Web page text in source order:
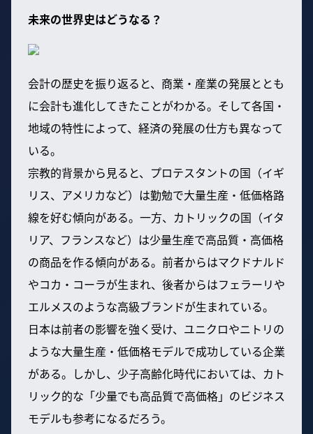
未来の世界史はどうなる？
会計の歴史を振り返ると、商業・産業の発展ととも
に会計も進化してきたことがわかる。そして各国・
地域の特性によって、経済の発展の仕方も異なって
いる。
宗教的背景から見ると、プロテスタントの国（イギ
リス、アメリカなど）は勤勉で大量生産・低価格路
線を好む傾向がある。一方、カトリックの国（イタ
リア、フランスなど）は少量生産で高品質・高価格
の商品を作る傾向がある。前者からはマクドナルド
やコカ・コーラが生まれ、後者からはフェラーリや
エルメスのような高級ブランドが生まれている。
日本は前者の影響を強く受け、ユニクロやニトリの
ような大量生産・低価格モデルで成功している企業
がある。しかし、少子高齢化時代においては、カト
リック的な「少量でも高品質で高価格」のビジネス
モデルも参考になるだろう。